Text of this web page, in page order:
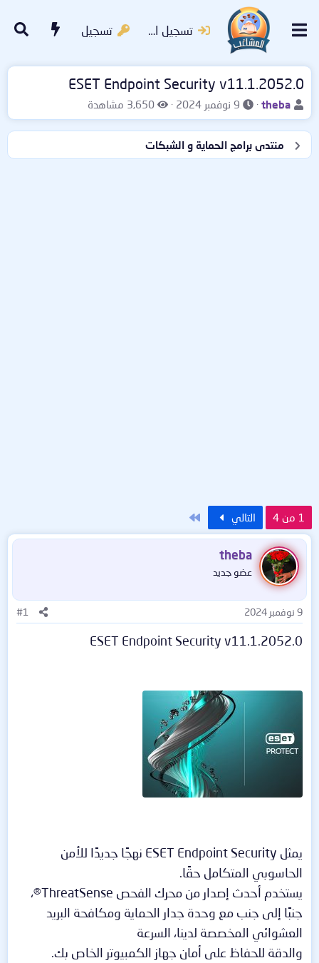
تسجيل الدخول تسجيل
ESET Endpoint Security v11.1.2052.0
ب
ا
د
ئ
theba
ت
ا
ر
ي
9 نوفمبر 2024
ا
ل
م
ش
3,650 مشاهدة
منتدى برامج الحماية و الشبكات
1 من 4 التالي
theba
عضو جديد
9 نوفمبر 2024 #1
ESET Endpoint Security v11.1.2052.0
يمثل ESET Endpoint Security نهجًا جديدًا للأمن
الحاسوبي المتكامل حقًا.
يستخدم أحدث إصدار من محرك الفحص ThreatSense®،
جنبًا إلى جنب مع وحدة جدار الحماية ومكافحة البريد
العشوائي المخصصة لدينا، السرعة
والدقة للحفاظ على أمان جهاز الكمبيوتر الخاص بك.